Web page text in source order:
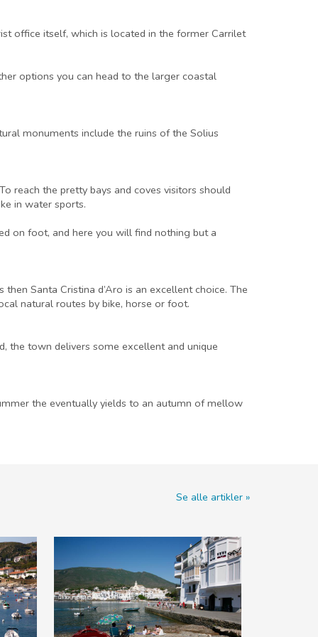
office itself, which is located in the former Carrilet
options you can head to the larger coastal
monuments include the ruins of the Solius
reach the pretty bays and coves visitors should
in water sports.
on foot, and here you will find nothing but a
Santa Cristina d’Aro is an excellent choice. The
natural routes by bike, horse or foot.
the town delivers some excellent and unique
the eventually yields to an autumn of mellow
Se alle artikler